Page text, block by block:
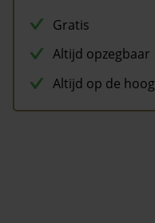
Gratis
Altijd opzegbaar
Altijd op de